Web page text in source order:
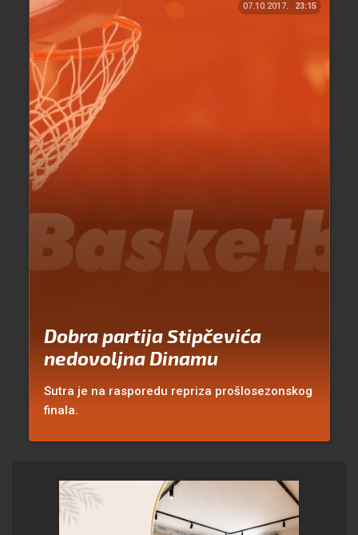
07.10.2017. 23:15
Dobra partija Stipčevića
nedovoljna Dinamu
Sutra je na rasporedu repriza prošlosezonskog
finala.